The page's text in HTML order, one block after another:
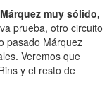
muy sólido,
prueba, otro circuito
pasado Márquez
Veremos que
y el resto de